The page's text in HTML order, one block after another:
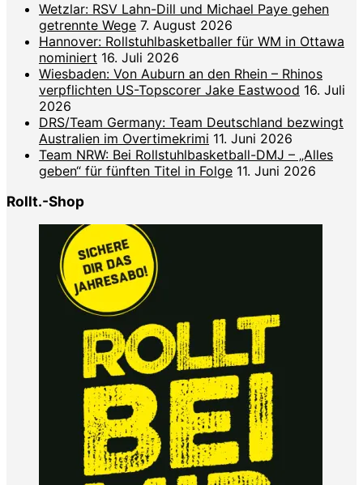
Wetzlar: RSV Lahn-Dill und Michael Paye gehen
getrennte Wege 7. August 2026
Hannover: Rollstuhlbasketballer für WM in Ottawa
nominiert 16. Juli 2026
Wiesbaden: Von Auburn an den Rhein – Rhinos
verpflichten US-Topscorer Jake Eastwood 16. Juli
2026
DRS/Team Germany: Team Deutschland bezwingt
Australien im Overtimekrimi 11. Juni 2026
Team NRW: Bei Rollstuhlbasketball-DMJ – „Alles
geben“ für fünften Titel in Folge 11. Juni 2026
Rollt.-Shop